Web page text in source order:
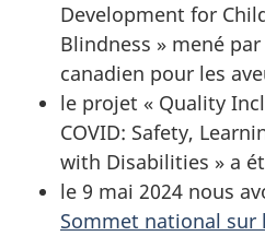
Development for
Blindness » mené
canadien pour les
le projet « Quality
COVID: Safety,
with Disabilities » a
le 9 mai 2024 nous
Sommet national sur